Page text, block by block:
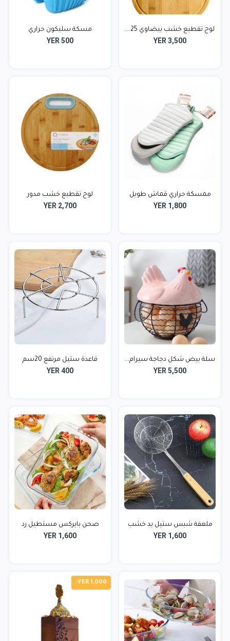
لوح تقطيع خشب بيضاوي 25...
YER 3,500
مسكة سليكون حراري
منقوش...
YER 500
ممسكة حراري قماش طويل
ق...
YER 1,800
لوح تقطيع خشب مدور
YER 2,700
سلة بيض شكل دجاجة سيرام...
YER 5,500
قاعدة ستيل مرتفع 20سم
YER 400
ملعقة شبس ستيل يد خشب
YER 1,600
صحن بايركس مستطيل رد
شي...
YER 1,600
-YER 1,000